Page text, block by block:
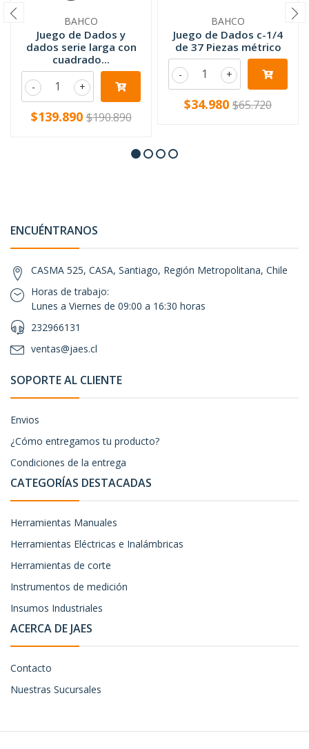
BAHCO
Juego de Dados y
dados serie larga con
cuadrado...
+
-
$139.890 $190.890
BAHCO
Juego de Dados c-1/4
de 37 Piezas métrico
+
-
$34.980 $65.720
ENCUÉNTRANOS
CASMA 525, CASA, Santiago, Región Metropolitana, Chile
Horas de trabajo:
Lunes a Viernes de 09:00 a 16:30 horas
232966131
ventas@jaes.cl
SOPORTE AL CLIENTE
Envios
¿Cómo entregamos tu producto?
Condiciones de la entrega
CATEGORÍAS DESTACADAS
Herramientas Manuales
Herramientas Eléctricas e Inalámbricas
Herramientas de corte
Instrumentos de medición
Insumos Industriales
ACERCA DE JAES
Contacto
Nuestras Sucursales